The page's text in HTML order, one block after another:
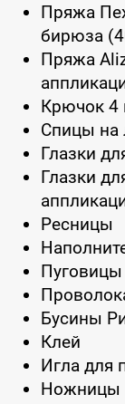
Пряжа
бирюза
Пряжа
Крючок
Спицы на
Глазки
Глазки
Ресницы
Бусины
Клей
Игла для
Ножницы